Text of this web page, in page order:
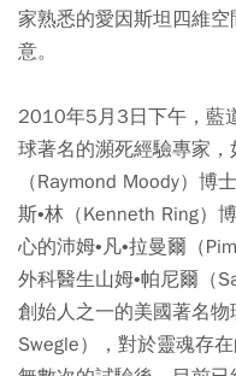
家熟悉的愛因斯坦四維
意。
2010年5月3日下午，藍
球著名的瀕死經驗專家
（Raymond Moody）博
斯•林（Kenneth Ring）
心的沛姆•凡•拉曼爾（
外科醫生山姆•帕尼爾（
創始人之一的美國著名物
Swegle），對於靈魂存